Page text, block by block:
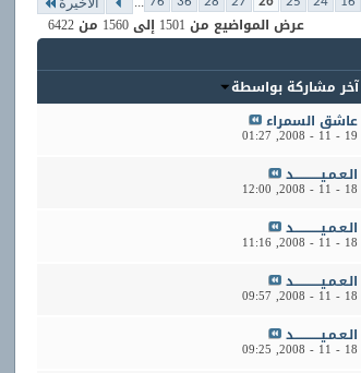
الأخيرة
عرض المواضيع من 1501 إلى 1560 من 6422
آخر مشاركة بواسطة
عاشق السمراء
19 - 11 - 2008,
01:27
الـعـمـيــــــــــــد
18 - 11 - 2008,
12:00
الـعـمـيــــــــــــد
18 - 11 - 2008,
11:16
الـعـمـيــــــــــــد
18 - 11 - 2008,
09:57
الـعـمـيــــــــــــد
18 - 11 - 2008,
09:25